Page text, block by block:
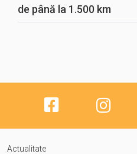
de până la 1.500 km
Actualitate